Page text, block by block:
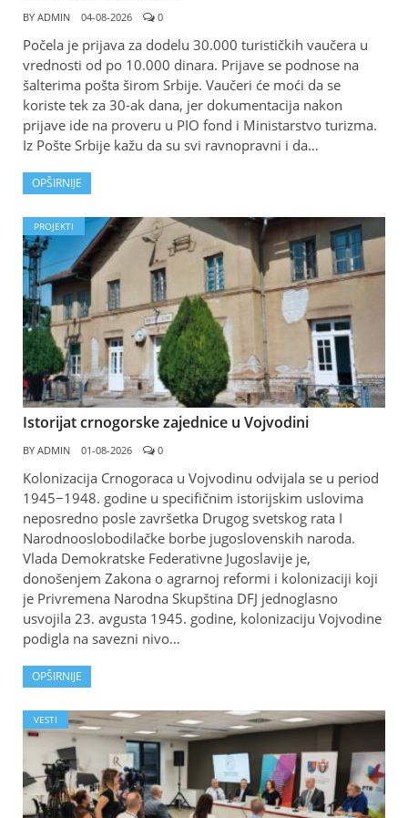
BY ADMIN 04-08-2026 0
Počela je prijava za dodelu 30.000 turističkih vaučera u
vrednosti od po 10.000 dinara. Prijave se podnose na
šalterima pošta širom Srbije. Vaučeri će moći da se
koriste tek za 30-ak dana, jer dokumentacija nakon
prijave ide na proveru u PIO fond i Ministarstvo turizma.
Iz Pošte Srbije kažu da su svi ravnopravni i da…
OPŠIRNIJE
PROJEKTI
Istorijat crnogorske zajednice u Vojvodini
BY ADMIN 01-08-2026 0
Kolonizacija Crnogoraca u Vojvodinu odvijala se u period
1945−1948. godine u specifičnim istorijskim uslovima
neposredno posle završetka Drugog svetskog rata I
Narodnooslobodilačke borbe jugoslovenskih naroda.
Vlada Demokratske Federativne Jugoslavije je,
donošenjem Zakona o agrarnoj reformi i kolonizaciji koji
je Privremena Narodna Skupština DFJ jednoglasno
usvojila 23. avgusta 1945. godine, kolonizaciju Vojvodine
podigla na savezni nivo…
OPŠIRNIJE
VESTI